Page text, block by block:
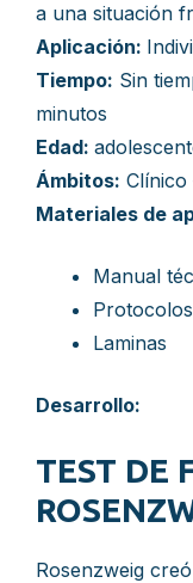
a una situación
Aplicación:
Tiempo: Sin
minutos
Edad:
Ámbitos: Clínico
Materiales de
Manual
Protocolos
Laminas
Desarrollo:
TEST DE
Rosenzweig